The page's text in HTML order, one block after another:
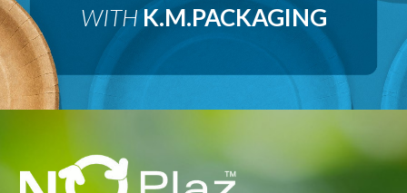
WITHK.M.PACKAGING